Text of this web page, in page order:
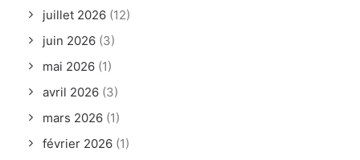
juillet 2026 (12)
juin 2026 (3)
mai 2026 (1)
avril 2026 (3)
mars 2026 (1)
février 2026 (1)